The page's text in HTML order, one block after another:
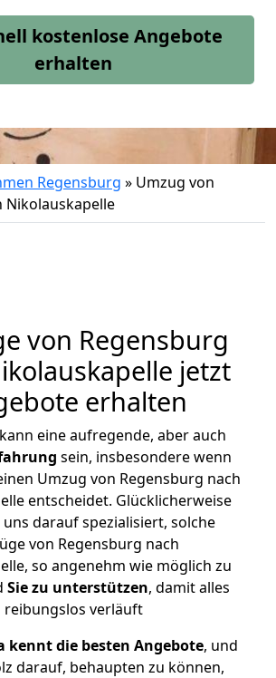
kostenlose Angebote
erhalten
Regensburg » Umzug von
Nikolauskapelle
von Regensburg
jetzt
erhalten
eine aufregende, aber auch
sein, insbesondere wenn
Umzug von Regensburg nach
entscheidet. Glücklicherweise
darauf spezialisiert, solche
von Regensburg nach
so angenehm wie möglich zu
Sie zu unterstützen, damit alles
reibungslos verläuft
kennt die besten Angebote, und
darauf, behaupten zu können,